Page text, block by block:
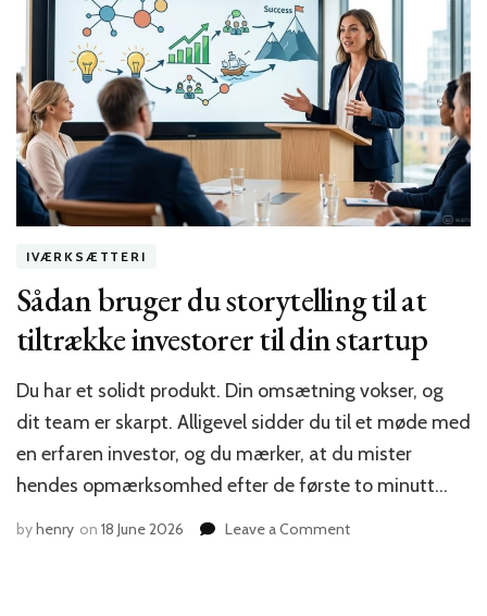
kan
koste
din
startup
dyrt
IVÆRKSÆTTERI
Sådan bruger du storytelling til at
tiltrække investorer til din startup
Du har et solidt produkt. Din omsætning vokser, og
dit team er skarpt. Alligevel sidder du til et møde med
en erfaren investor, og du mærker, at du mister
hendes opmærksomhed efter de første to minutt…
byhenry on 18 June 2026 Leave a Commenton